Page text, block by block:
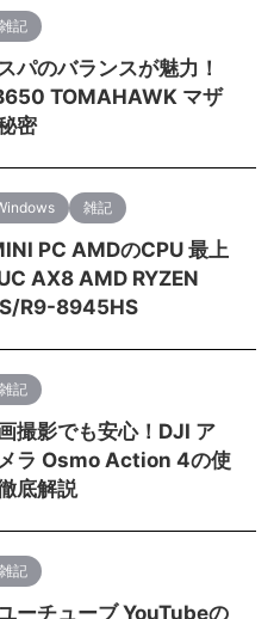
雑記
パのバランスが魅力！
TOMAHAWK マザ
密
雑記
PC AMDのCPU 最上
AX8 AMD RYZEN
R9-8945HS
雑記
撮影でも安心！DJI ア
ラ Osmo Action 4の使
底解説
雑記
ーチューブ YouTubeの